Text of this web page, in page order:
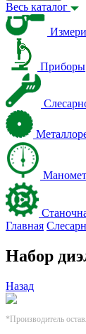
Весь каталог
Приборы
Главная
Набор
Назад
*Производитель